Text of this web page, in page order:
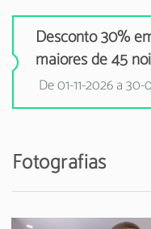
Desconto 30%
maiores de 45
De 01-11-2026 a
Fotografias